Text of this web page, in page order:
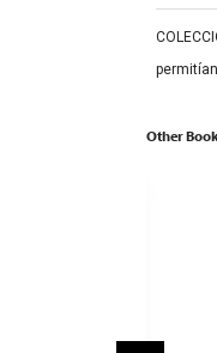
Other